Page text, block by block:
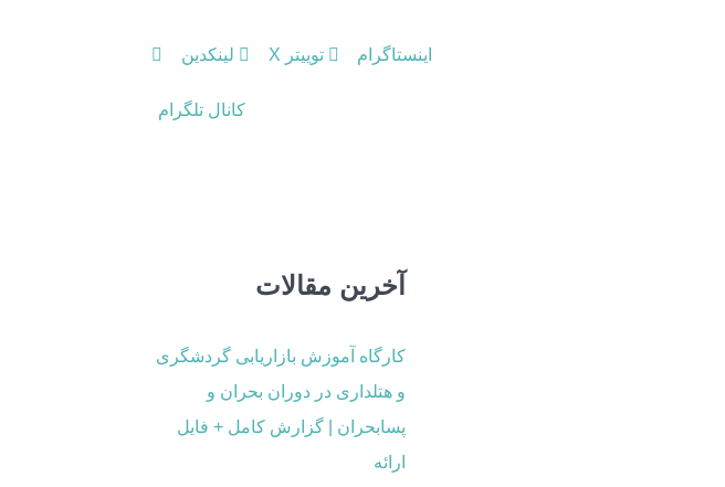
اینستاگرام توییتر X لینکدین
کانال تلگرام
آخرین مقالات
کارگاه آموزش بازاریابی گردشگری
و هتلداری در دوران بحران و
پسابحران | گزارش کامل + فایل
ارائه